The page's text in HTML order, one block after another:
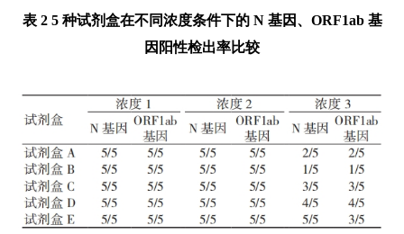
表 2 5 种试剂盒在不同浓度条件下的 N 基因、ORF1ab 基
因阳性检出率比较